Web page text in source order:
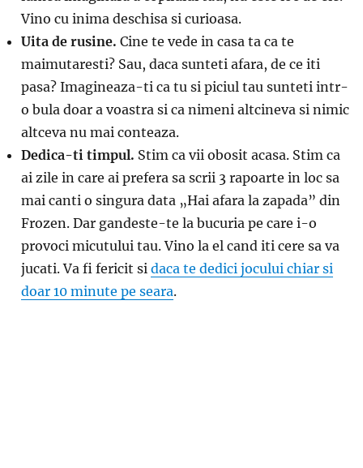
Vino cu inima deschisa si curioasa.
Uita de rusine. Cine te vede in casa ta ca te
maimutaresti? Sau, daca sunteti afara, de ce iti
pasa? Imagineaza-ti ca tu si piciul tau sunteti intr-
o bula doar a voastra si ca nimeni altcineva si nimic
altceva nu mai conteaza.
Dedica-ti timpul. Stim ca vii obosit acasa. Stim ca
ai zile in care ai prefera sa scrii 3 rapoarte in loc sa
mai canti o singura data „Hai afara la zapada” din
Frozen. Dar gandeste-te la bucuria pe care i-o
provoci micutului tau. Vino la el cand iti cere sa va
jucati. Va fi fericit si daca te dedici jocului chiar si
doar 10 minute pe seara.